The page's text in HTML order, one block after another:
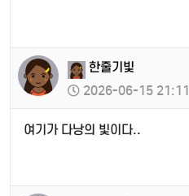
한줄기빛
2026-06-15 21:11
여기가 다낭의 빛이다..